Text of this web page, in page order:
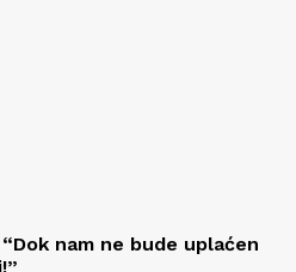
nam ne bude uplaćen